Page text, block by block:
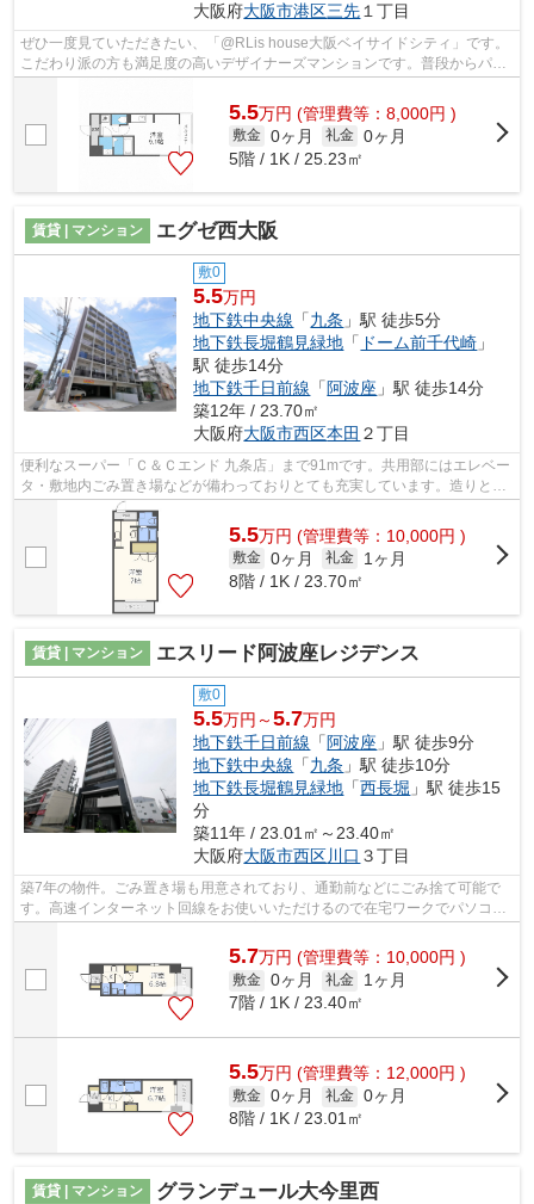
大阪府大阪市港区三先１丁目
ぜひ一度見ていただきたい、「@RLis house大阪ベイサイドシティ」です。
こだわり派の方も満足度の高いデザイナーズマンションです。普段からパソ
5.5万円 (管理費等：8,000円 )
敷金 0ヶ月 礼金 0ヶ月
5階 / 1K / 25.23㎡
賃貸 | マンション エグゼ西大阪
敷0
5.5万円
地下鉄中央線 「九条 」駅 徒歩5分
地下鉄長堀鶴見緑地 「 ドーム前千代崎 」
駅 徒歩14分
地下鉄千日前線 「 阿波座 」駅 徒歩14分
築12年 / 23.70㎡
大阪府大阪市西区本田 ２丁目
便利なスーパー「Ｃ＆Ｃエンド 九条店」まで91mです。共用部にはエレベー
タ・敷地内ごみ置き場などが備わっておりとても充実しています。造りとデ
ザインに関して、自信をもって情報を...
5.5万円 (管理費等：10,000円 )
敷金 0ヶ月 礼金
1ヶ月
8階 / 1K / 23.70㎡
賃貸 | マンション エスリード阿波座レジデンス
敷0
5.5万円～5.7万円
地下鉄千日前線 「 阿波座 」駅 徒歩9分
地下鉄中央線 「九条 」駅 徒歩10分
地下鉄長堀鶴見緑地 「西長堀 」駅 徒歩15
分
築11年 / 23.01㎡～23.40㎡
大阪府大阪市西区川口 ３丁目
築7年の物件。ごみ置き場も用意されており、通勤前などにごみ捨て可能で
す。高速インターネット回線をお使いいただけるので在宅ワークでパソコン
を使う場合も困りません。利便性の高い...
5.7万円 (管理費等：10,000円 )
敷金 0ヶ月 礼金
1ヶ月
7階 / 1K / 23.40㎡
5.5万円 (管理費等：12,000円 )
敷金 0ヶ月 礼金 0ヶ月
8階 / 1K / 23.01㎡
賃貸 | マンション グランデュール大今里西